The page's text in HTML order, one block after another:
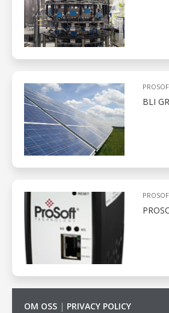
BLI
OM OSS | PRIVACY POLICY